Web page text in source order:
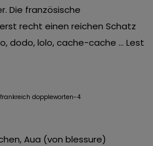
Die französische
recht einen reichen Schatz
dodo, lolo, cache-cache … Lest
Aua (von blessure)